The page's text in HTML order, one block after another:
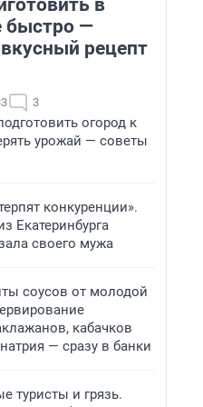
в
быстро —
рецепт
3
огород к
урожай — советы
конкуренции».
Екатеринбурга
своего мужа
соусов от молодой
кабачков
— сразу в банки
туристы и грязь.